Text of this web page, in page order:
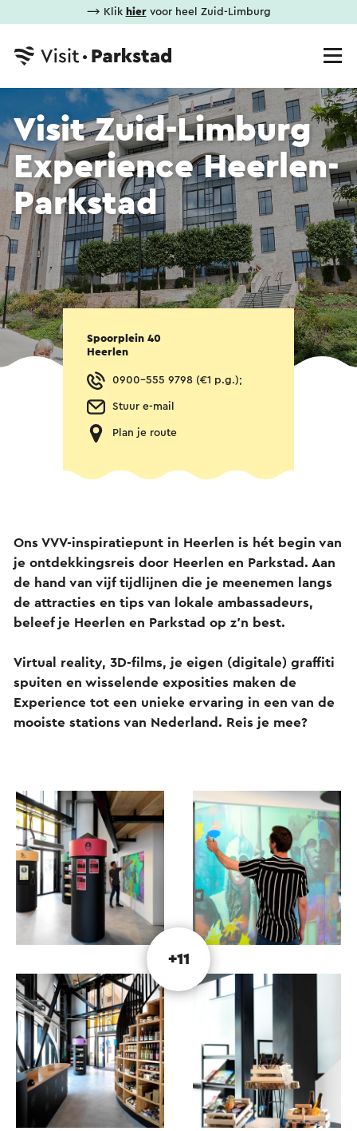
⟶ Klik hiervoor heel Zuid-Limburg
Visit Zuid-Limburg
Experience Heerlen-
Parkstad
Spoorplein 40
Heerlen
0900-555 9798 (€1 p.g.);
Stuur e-mail
Plan je route
Ons VVV-inspiratiepunt in Heerlen is hét begin van
je ontdekkingsreis door Heerlen en Parkstad. Aan
de hand van vijf tijdlijnen die je meenemen langs
de attracties en tips van lokale ambassadeurs,
beleef je Heerlen en Parkstad op z’n best.
Virtual reality, 3D-films, je eigen (digitale) graffiti
spuiten en wisselende exposities maken de
Experience tot een unieke ervaring in een van de
mooiste stations van Nederland. Reis je mee?
+11